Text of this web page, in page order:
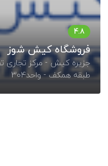
فروشگاه کیش شوز
جزیره کیش - مرکز تجاری
طبقه همکف - واحد304